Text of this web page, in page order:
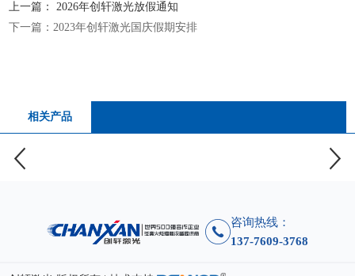
上一篇：2026年创轩激光放假通知
下一篇：2023年创轩激光国庆假期安排
相关产品
咨询热线：
137-7609-3768